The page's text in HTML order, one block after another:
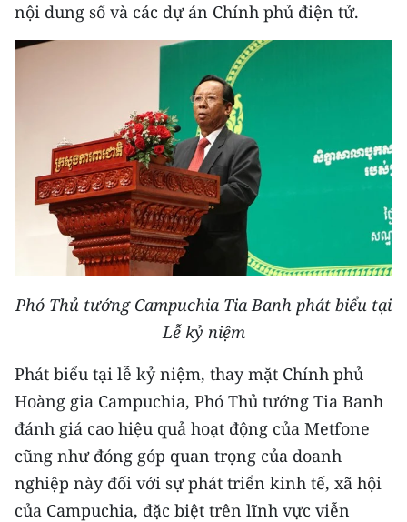
TIN MỚI
Trung du và miền núi phía Bắc
Đồng bằng sông Hồng
Bắc Trung Bộ
Duyên hải Nam Trung Bộ và Tây
Nguyên
Đồng bằng sông Cửu Long
Chuyên trang Hà Nội
Chuyên trang TP. Hồ Chí Minh
CHUYÊN ĐỀ
CÁC CHUYÊN TRANG
nội dung số và các dự án Chính phủ điện tử.
Phó Thủ tướng Campuchia Tia Banh phát biểu tại
Lễ kỷ niệm
Phát biểu tại lễ kỷ niệm, thay mặt Chính phủ
Hoàng gia Campuchia, Phó Thủ tướng Tia Banh
đánh giá cao hiệu quả hoạt động của Metfone
cũng như đóng góp quan trọng của doanh
nghiệp này đối với sự phát triển kinh tế, xã hội
của Campuchia, đặc biệt trên lĩnh vực viễn